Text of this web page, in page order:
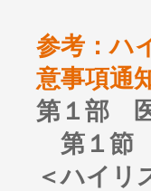
参考：ハ
意事項通
第１部
第１節
＜ハイリ